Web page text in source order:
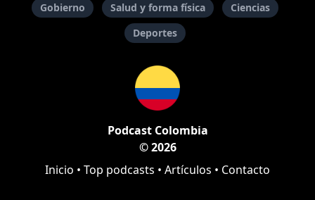
Gobierno
Salud y forma física
Ciencias
Deportes
Podcast Colombia
© 2026
Inicio • Top podcasts • Artículos • Contacto